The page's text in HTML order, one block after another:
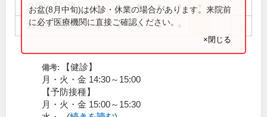
9:00～12:30 ● ● ● ● ●
14:30～18:00 ● ● ● ●
お盆(8月中旬)は休診・休業の場合があります。来院前
に必ず医療機関に直接ご確認ください。
×閉じる
備考:
【健診】
月・火・金 14:30～15:00
【予防接種】
月・火・金 15:00～15:30